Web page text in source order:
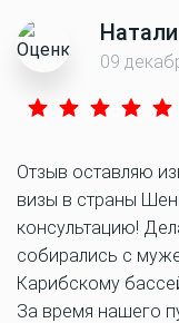
Натали
09
Отзыв оставляю
визы в страны
консультацию!
собирались с
Карибскому
За время нашего